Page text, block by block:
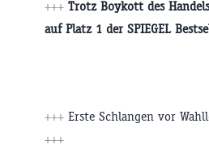
+++ Trotz Boykott des
auf Platz 1 der SPIEGEL
+++ Erste Schlangen vor
+++